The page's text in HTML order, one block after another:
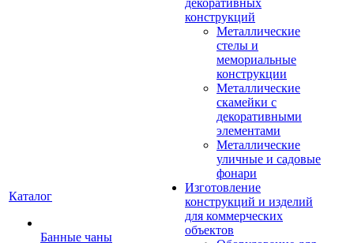
Каталог
Банные чаны
декоративных
конструкций
Металлические
стелы и
мемориальные
конструкции
Металлические
скамейки с
декоративными
элементами
Металлические
уличные и садовые
фонари
Изготовление
конструкций и изделий
для коммерческих
объектов